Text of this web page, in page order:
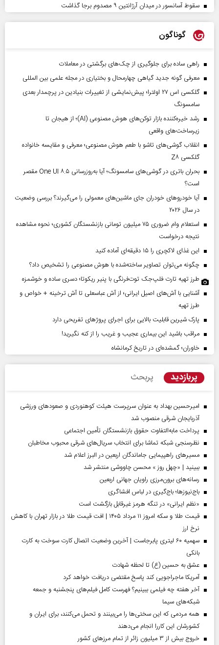
سقوط آسانسور در میدان آرژانتین ۹ مصدوم برجا گذاشت
گوناگون
راهی ساده برای جلوگیری از چک‌های برگشتی در معاملات
معرفی گونه جدید گیاهی چهارمحال و بختیاری در مجله علمی بین المللی
گلکسی اس ۲۷ اولترا؛ پیش‌نمایشی از تغییرات بنیادین در پرچمدار بعدی
سامسونگ
رشد خیره‌کننده بازار توکن‌های هوش مصنوعی (AI)؛ از هیجان تا
زیرساخت‌های واقعی
انقلاب گوشی‌های تاشو‌ با طعم هوش مصنوعی؛ معرفی و مقایسه خانواده
گلکسی Z۸
بحران باتری در گوشی‌های سامسونگ؛ آیا به‌روزرسانی One UI ۸.۵ مقصر
است؟
آیا خودروهای خودران جای ماشین‌های معمولی را می‌گیرند؟ بررسی وضعیت
در سال ۲۰۲۶
استعلام وام ضروری ۷۵ میلیون تومانی بازنشستگان کشوری؛ نحوه مشاهده
نتیجه درخواست
این غذای لاکچری را ۱۵ دقیقه‌ای آماده کنید
چگونه می‌توان تصاویر ساخته‌شده با هوش مصنوعی را تشخیص داد؟
طرز تهیه تارت فلپ‌جک توت‌فرنگی با پنیر ریکوتا؛ دسری ساده و خوشمزه
آشنایی با آش‌های اصیل ایرانی؛ از آش عباسعلی تا آش ترخینه + خواص و
طرز تهیه
پارک شیرین قابلیت‌ بالایی برای اجرای پروژهای تفریحی دارد
مراقب باشید این بیماری عجیب و غریب را از کنه نگیرید!
خاوران؛ گمشده‌ای در تاریخ کرمانشاه
پربازدید پربحث
امیرحسین بهداد به عنوان سرپرست هیئت کوهنوردی و صعودهای ورزشی
آذربایجان شرقی منصوب شد
پرداخت مابه‌التفاوت حقوق بازنشستگان تأمین اجتماعی
نظرسنجی شبکه تماشا برای انتخاب سریال‌های شرقی محبوب مخاطبان
مسیر‌های راهپیمایی جاماندگان اربعین در البرز اعلام شد
ببینید | «چهل روز » محسن چاووشی منتشر شد
رسانه‌های برون‌مرزی راویان جهانی اربعین
باج‌نیوزها؛ باج‌گیری در لباس افشاگری
«نظم ایرانی» در تنگه هرمز غیرقابل بازگشت است
قیمت طلا و سکه امروز ۱۱ مرداد ۱۴۰۵ | افت قیمت طلا در بازار تهران با کاهش
نرخ ارز
سهمیه ۶۰ لیتری پابرجاست | آخرین وضعیت اتصال کارت سوخت به کارت
بانکی
عشق به حسین (ع) تا لحظه شهادت
آمریکا ماجراجویی کند پاسخ مقتضی دریافت خواهد کرد
آخر هفته چه فیلمی ببینیم؟ فهرست کامل فیلم‌های پنجشنبه و جمعه
شبکه‌های سیما
همه مردمی که این سختی‌ها را می‌بینند و تحمل می‌کنند، برای ایران و
کشورشان این کاررا انجام می‌دهند
خروج بیش از ۳ میلیون زائر از تمام مرز‌های کشور